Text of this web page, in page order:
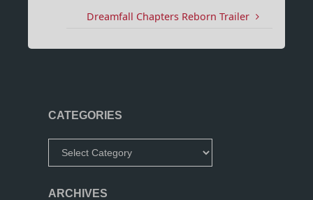
Dreamfall Chapters Reborn Trailer
CATEGORIES
ARCHIVES